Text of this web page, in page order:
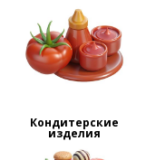
Кондитерские
изделия